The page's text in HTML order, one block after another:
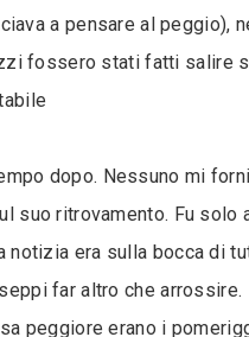
a pensare al peggio),
fossero stati fatti salire
dopo. Nessuno mi
suo ritrovamento. Fu
notizia era sulla bocca di
far altro che arrossire.
peggiore erano i